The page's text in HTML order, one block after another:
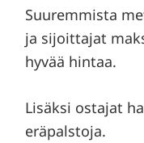
Suuremmista
ja sijoittajat
hyvää hintaa.
Lisäksi ostajat
eräpalstoja.